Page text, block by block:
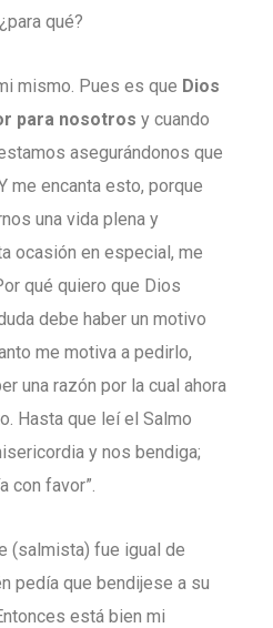
qué?
mismo. Pues es que Dios
para nosotros y cuando
asegurándonos que
me encanta esto, porque
una vida plena y
ocasión en especial, me
qué quiero que Dios
debe haber un motivo
me motiva a pedirlo,
una razón por la cual ahora
Hasta que leí el Salmo
y nos bendiga;
con favor”.
(salmista) fue igual de
pedía que bendijese a su
está bien mi